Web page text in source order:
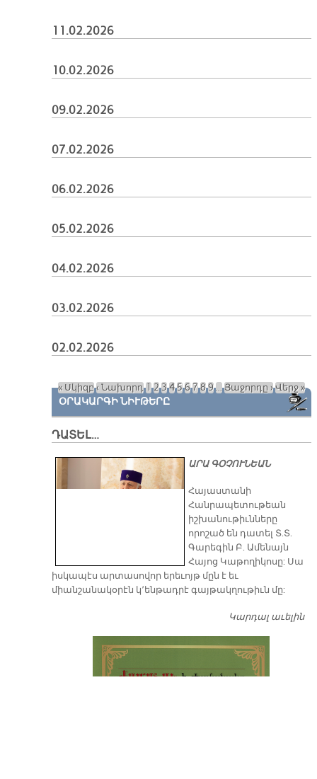
11.02.2026
10.02.2026
09.02.2026
07.02.2026
06.02.2026
05.02.2026
04.02.2026
03.02.2026
02.02.2026
Էջեր
« Սկիզբ‹ Նախորդ1 23456789…Յաջորդը ›Վերջ »
ՕՐԱԿԱՐԳԻ ՆԻՒԹԵՐԸ
ԴԱՏԵԼ…
ԱՐԱ ԳՕՉՈՒՆԵԱՆ
​Հայաստանի
Հանրապետութեան
իշխանութիւնները
որոշած են դատել Տ.Տ.
Գարեգին Բ. Ամենայն
Հայոց Կաթողիկոսը: Սա
իսկապէս արտասովոր երեւոյթ մըն է եւ
միանշանակօրէն կ՚ենթադրէ գայթակղութիւն մը:
Կարդալ աւելին